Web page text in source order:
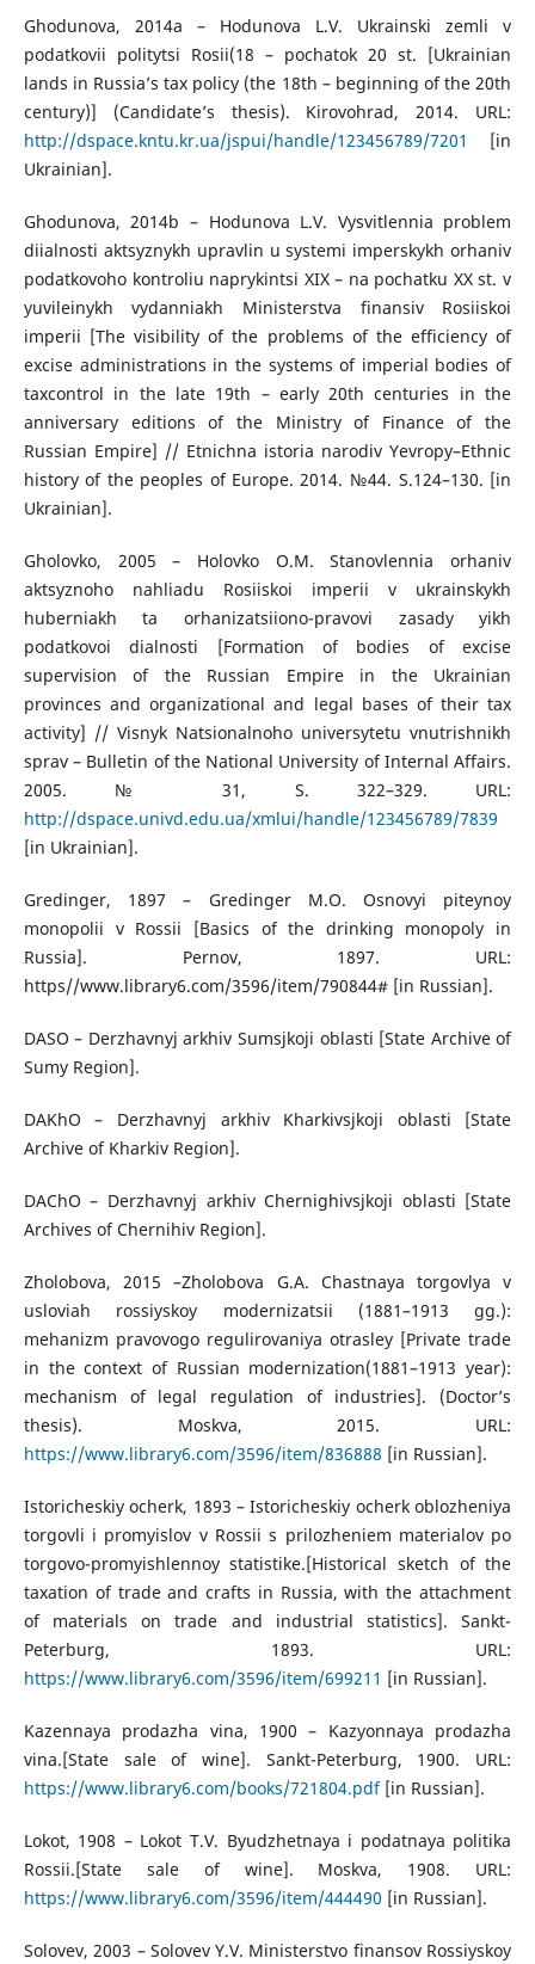
Ghodunova, 2014a – Hodunova L.V. Ukrainski zemli v
podatkovii politytsi Rosii(18 – pochatok 20 st. [Ukrainian
lands in Russia’s tax policy (the 18th – beginning of the 20th
century)] (Candidate’s thesis). Kirovohrad, 2014. URL:
http://dspace.kntu.kr.ua/jspui/handle/123456789/7201
[in
Ukrainian].
Ghodunova, 2014b – Hodunova L.V. Vysvitlennia problem
diialnosti aktsyznykh upravlin u systemi imperskykh orhaniv
podatkovoho kontroliu naprykintsi ХІХ – na pochatku ХХ st. v
yuvileinykh vydanniakh Ministerstva finansiv Rosiiskoi
imperii [The visibility of the problems of the efficiency of
excise administrations in the systems of imperial bodies of
taxcontrol in the late 19th – early 20th centuries in the
anniversary editions of the Ministry of Finance of the
Russian Empire] // Etnichna istoria narodiv Yevropy–Ethnic
history of the peoples of Europe. 2014. №44. S.124–130. [in
Ukrainian].
Gholovko, 2005 – Holovko O.M. Stanovlennia orhaniv
aktsyznoho nahliadu Rosiiskoi imperii v ukrainskykh
huberniakh ta orhanizatsiiono-pravovi zasady yikh
podatkovoi dialnosti [Formation of bodies of excise
supervision of the Russian Empire in the Ukrainian
provinces and organizational and legal bases of their tax
activity] // Visnyk Natsionalnoho universytetu vnutrishnikh
sprav – Bulletin of the National University of Internal Affairs.
2005. № 31, S. 322–329. URL:
http://dspace.univd.edu.ua/xmlui/handle/123456789/7839
[in Ukrainian].
Gredinger, 1897 – Gredinger M.O. Osnovyi piteynoy
monopolii v Rossii [Basics of the drinking monopoly in
Russia]. Pernov, 1897. URL:
https//www.library6.com/3596/item/790844# [in Russian].
DASO – Derzhavnyj arkhiv Sumsjkoji oblasti [State Archive of
Sumy Region].
DAKhO – Derzhavnyj arkhiv Kharkivsjkoji oblasti [State
Archive of Kharkiv Region].
DAChO – Derzhavnyj arkhiv Chernighivsjkoji oblasti [State
Archives of Chernihiv Region].
Zholobova, 2015 –Zholobova G.A. Chastnaya torgovlya v
usloviah rossiyskoy modernizatsii (1881–1913 gg.):
mehanizm pravovogo regulirovaniya otrasley [Private trade
in the context of Russian modernization(1881–1913 year):
mechanism of legal regulation of industries]. (Doctor’s
thesis). Moskva, 2015. URL:
https://www.library6.com/3596/item/836888 [in Russian].
Istoricheskiy ocherk, 1893 – Istoricheskiy ocherk oblozheniya
torgovli i promyislov v Rossii s prilozheniem materialov po
torgovo-promyishlennoy statistike.[Historical sketch of the
taxation of trade and crafts in Russia, with the attachment
of materials on trade and industrial statistics]. Sankt-
Peterburg, 1893. URL:
https://www.library6.com/3596/item/699211 [in Russian].
Kazennaya prodazha vina, 1900 – Kazyonnaya prodazha
vina.[State sale of wine]. Sankt-Peterburg, 1900. URL:
https://www.library6.com/books/721804.pdf[in Russian].
Lokot, 1908 – Lokot T.V. Byudzhetnaya i podatnaya politika
Rossii.[State sale of wine]. Moskva, 1908. URL:
https://www.library6.com/3596/item/444490 [in Russian].
Solovev, 2003 – Solovev Y.V. Ministerstvo finansov Rossiyskoy